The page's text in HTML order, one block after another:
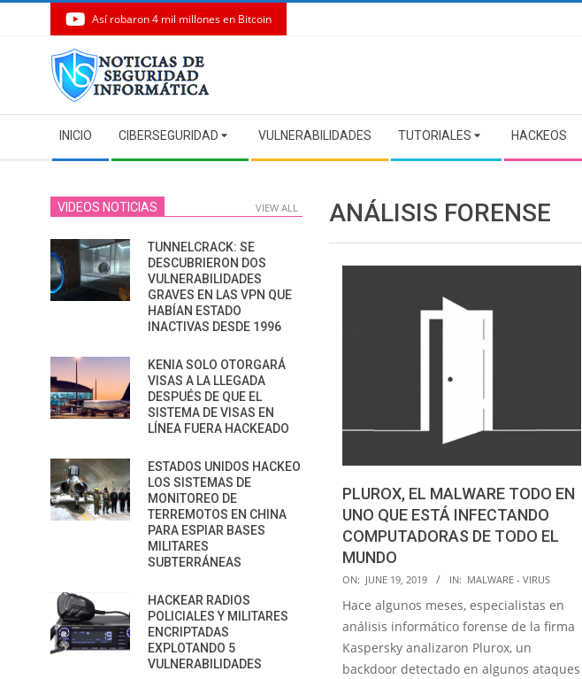
Así robaron 4 mil millones en Bitcoin
Navigation
Menu
INICIO CIBERSEGURIDAD VULNERABILIDADES TUTORIALES HACKEOS
ANÁLISIS FORENSE
PLUROX, EL MALWARE TODO EN
UNO QUE ESTÁ INFECTANDO
COMPUTADORAS DE TODO EL
MUNDO
2019-
06-
19
ON: JUNE 19, 2019 IN: MALWARE - VIRUS
Hace algunos meses, especialistas en
análisis informático forense de la firma
Kaspersky analizaron Plurox, un
backdoor detectado en algunos ataques
VIDEOS NOTICIAS VIEW ALL
TUNNELCRACK: SE
DESCUBRIERON DOS
VULNERABILIDADES
GRAVES EN LAS VPN QUE
HABÍAN ESTADO
INACTIVAS DESDE 1996
KENIA SOLO OTORGARÁ
VISAS A LA LLEGADA
DESPUÉS DE QUE EL
SISTEMA DE VISAS EN
LÍNEA FUERA HACKEADO
ESTADOS UNIDOS HACKEO
LOS SISTEMAS DE
MONITOREO DE
TERREMOTOS EN CHINA
PARA ESPIAR BASES
MILITARES
SUBTERRÁNEAS
HACKEAR RADIOS
POLICIALES Y MILITARES
ENCRIPTADAS
EXPLOTANDO 5
VULNERABILIDADES